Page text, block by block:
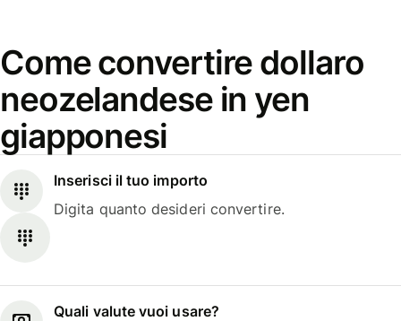
Come convertire dollaro
neozelandese in yen
giapponesi
Inserisci il tuo importo
Digita quanto desideri convertire.
Quali valute vuoi usare?